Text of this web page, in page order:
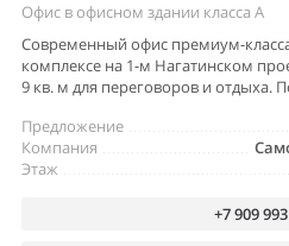
Офис в офисном здании класса A
Современный офис премиум-
комплексе на 1-м Нагатинском
9 кв. м для переговоров и отдыха.
Предложение
Компания
Этаж
+7 909 993